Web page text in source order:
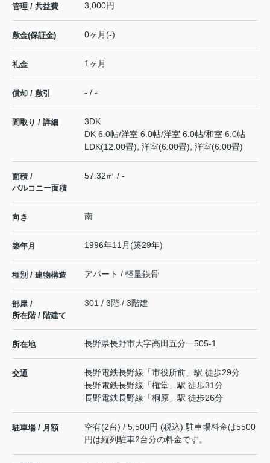
管理 / 共益費 3,000円
敷金(保証金) 0ヶ月(-)
礼金 1ヶ月
償却 / 敷引 - / -
間取り / 詳細
3DK
DK 6.0帖/洋室 6.0帖/洋室 6.0帖/和室 6.0帖
LDK(12.00畳), 洋室(6.00畳), 洋室(6.00畳)
面積 /
バルコニー面積
57.32㎡ / -
向き 南
築年月 1996年11月(築29年)
種別 / 建物構造 アパート / 軽量鉄骨
部屋 /
所在階 / 階建て
301 / 3階 / 3階建
所在地 長野県長野市大字高田五分一505-1
交通 長野電鉄長野線 「市役所前 」駅 徒歩29分
長野電鉄長野線 「権堂 」駅 徒歩31分
長野電鉄長野線 「桐原 」駅 徒歩26分
駐車場 / 月額
空有(2台) / 5,500円 (税込) 駐車場料金は5500
円は縦列駐車2台分の料金です。